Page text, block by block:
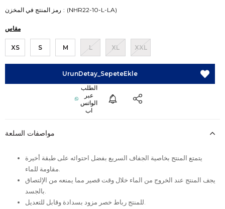
رمز المنتج في المخزن (NHR22-10-L-LA)
مقاس
XS S M L XL XXL
مواصفات السلعة
يتمتع المنتج بخاصية الجفاف السريع بفضل احتوائه على طبقة أخيرة
يجف المنتج عند الخروج من الماء خلال وقت قصير مما يمنعه من الإلتصاق